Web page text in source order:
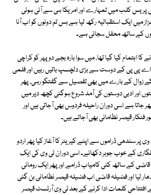
پریس کلب میں تمہارے اور امریکا ہی سے آئی ہوئی
میں ایک استقبالیہ رکھ لیا ہے بس تم دونوں کو اب آنا
کے ساتھ محفل سجانی ہے۔
اہتمام کیا گیا تھا، میں سوا بارہ بجے دوپہر کو کراچی
اے پی پی کے دوست سے بڑی دلچسپ باتیں رہیں اور فلمی
زوال کے بارے میں بھی تفصیل سے گفتگو رہی، پھر
اور ادبی دوستوں کی آمد شروع ہوگئی کچھ دیر میں
ہے اسی دوران راحیلہ فردوس بھی آجاتی ہیں اور
فنکار قیصر نظامانی بھی آجاتے ہیں۔
پر سندھی ڈراموں سے اپنے کیریئر کا آغاز کیا پھر اردو
نگاری کے خوب جوہر دکھائے۔ اسی دوران ٹی وی کی ایک
کے ساتھ کئی کامیاب ڈرامے اور پھر ایک رومانی
لیا اور فضیلہ قاضی اب فضیلہ قیصر نظامانی بن گئی
کلمات ادا کرنے کے بعد ٹی وی آرٹسٹ قیصر